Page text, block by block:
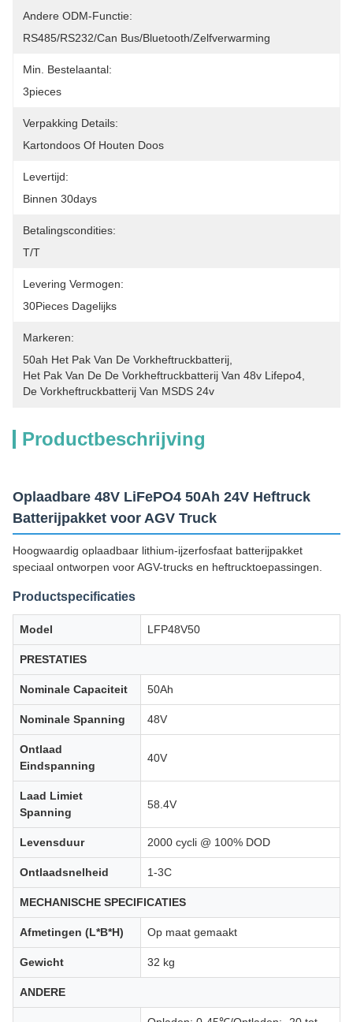
Andere ODM-Functie:
RS485/RS232/Can Bus/Bluetooth/zelfverwarming
Min. Bestelaantal:
3pieces
Verpakking Details:
Kartondoos Of Houten Doos
Levertijd:
Binnen 30days
Betalingscondities:
T/T
Levering Vermogen:
30Pieces Dagelijks
Markeren:
50ah Het Pak Van De Vorkheftruckbatterij
Het Pak Van De De Vorkheftruckbatterij Van 48v Lifepo4
De Vorkheftruckbatterij Van MSDS 24v
Productbeschrijving
Oplaadbare 48V LiFePO4 50Ah 24V Heftruck
Batterijpakket voor AGV Truck
Hoogwaardig oplaadbaar lithium-ijzerfosfaat batterijpakket
speciaal ontworpen voor AGV-trucks en heftrucktoepassingen.
Productspecificaties
Model LFP48V50
PRESTATIES
Nominale Capaciteit 50Ah
Nominale Spanning 48V
Ontlaad
Eindspanning
40V
Laad Limiet
Spanning
58.4V
Levensduur 2000 cycli @ 100% DOD
Ontlaadsnelheid 1-3C
MECHANISCHE SPECIFICATIES
Afmetingen (L*B*H) Op maat gemaakt
Gewicht 32 kg
ANDERE